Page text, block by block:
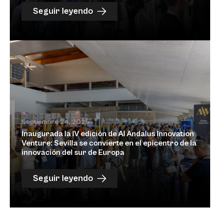
Seguir leyendo
Septiembre 24, 2025
Inaugurada la IV edición de Al Andalus Innovation
Venture: Sevilla se convierte en el epicentro de la
innovación del sur de Europa
Seguir leyendo